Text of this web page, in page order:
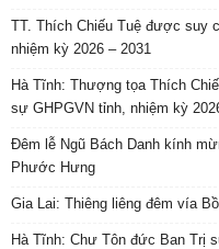
TT. Thích Chiếu Tuệ được suy
nhiệm kỳ 2026 – 2031
Hà Tĩnh: Thượng tọa Thích
sự GHPGVN tỉnh, nhiệm kỳ
Đêm lễ Ngũ Bách Danh kính
Phước Hưng
Gia Lai: Thiêng liêng đêm vía
Hà Tĩnh: Chư Tôn đức Ban Trị